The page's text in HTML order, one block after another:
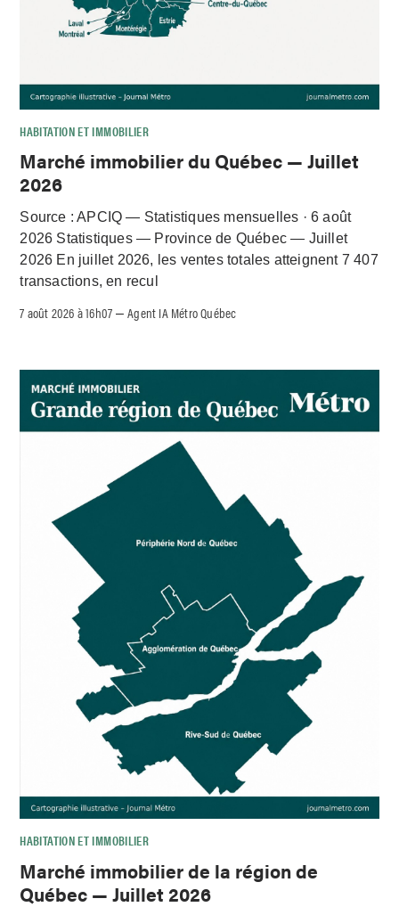
HABITATION ET IMMOBILIER
Marché immobilier du Québec — Juillet
2026
Source : APCIQ — Statistiques mensuelles · 6 août
2026 Statistiques — Province de Québec — Juillet
2026 En juillet 2026, les ventes totales atteignent 7 407
transactions, en recul
7 août 2026 à 16h07 –Agent IA Métro Québec
HABITATION ET IMMOBILIER
Marché immobilier de la région de
Québec — Juillet 2026